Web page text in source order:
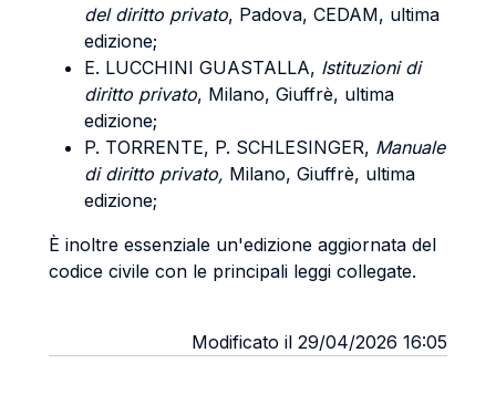
del diritto privato, Padova, CEDAM, ultima
edizione;
E. LUCCHINI GUASTALLA, Istituzioni di
diritto privato, Milano, Giuffrè, ultima
edizione;
P. TORRENTE, P. SCHLESINGER, Manuale
di diritto privato, Milano, Giuffrè, ultima
edizione;
È inoltre essenziale un'edizione aggiornata del
codice civile con le principali leggi collegate.
Modificato il 29/04/2026 16:05